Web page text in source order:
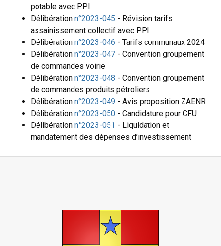
potable avec PPI
Délibération n°2023-045 - Révision tarifs
assainissement collectif avec PPI
Délibération n°2023-046 - Tarifs communaux 2024
Délibération n°2023-047 - Convention groupement
de commandes voirie
Délibération n°2023-048 - Convention groupement
de commandes produits pétroliers
Délibération n°2023-049 - Avis proposition ZAENR
Délibération n°2023-050 - Candidature pour CFU
Délibération n°2023-051 - Liquidation et
mandatement des dépenses d’investissement